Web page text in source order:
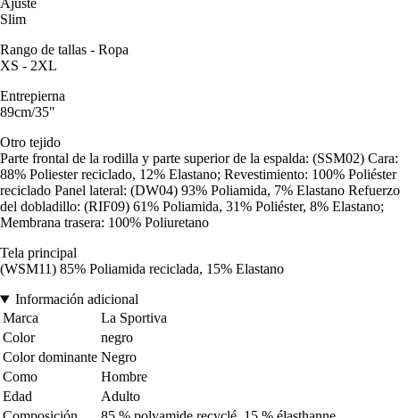
Ajuste
Slim
Rango de tallas - Ropa
XS - 2XL
Entrepierna
89cm/35"
Otro tejido
Parte frontal de la rodilla y parte superior de la espalda: (SSM02) Cara:
88% Poliester reciclado, 12% Elastano; Revestimiento: 100% Poliéster
reciclado Panel lateral: (DW04) 93% Poliamida, 7% Elastano Refuerzo
del dobladillo: (RIF09) 61% Poliamida, 31% Poliéster, 8% Elastano;
Membrana trasera: 100% Poliuretano
Tela principal
(WSM11) 85% Poliamida reciclada, 15% Elastano
Información adicional
Marca
La Sportiva
Color
negro
Color dominante Negro
Como
Hombre
Edad
Adulto